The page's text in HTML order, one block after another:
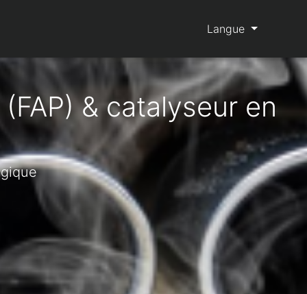
Langue
& catalyseur en